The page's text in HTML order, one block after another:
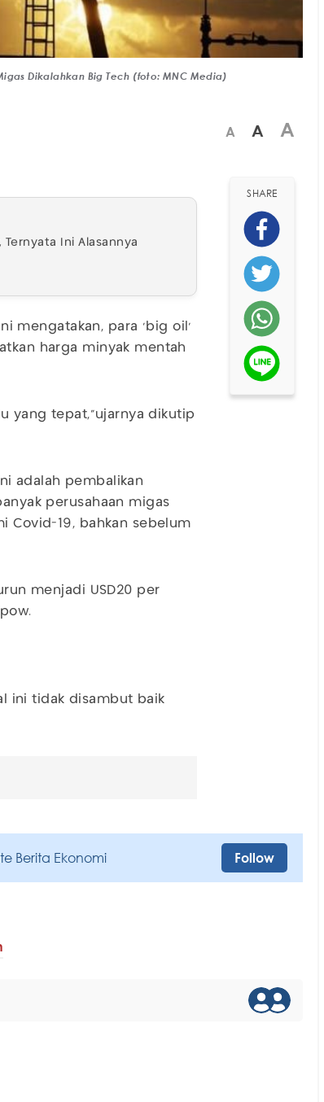
Dikalahkan Big Tech (foto: MNC Media)
A A A
Ternyata Ini Alasannya
mengatakan, para ‘big oil’
harga minyak mentah
yang tepat,"ujarnya dikutip
adalah pembalikan
perusahaan migas
Covid-19, bahkan sebelum
menjadi USD20 per
ini tidak disambut baik
SHARE
Berita Ekonomi Follow